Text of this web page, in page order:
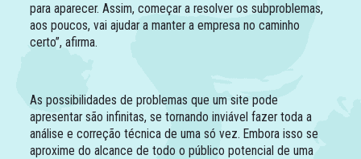
para aparecer. Assim, começar a resolver os subproblemas,
aos poucos, vai ajudar a manter a empresa no caminho
certo”, afirma.
As possibilidades de problemas que um site pode
apresentar são infinitas, se tornando inviável fazer toda a
análise e correção técnica de uma só vez. Embora isso se
aproxime do alcance de todo o público potencial de uma